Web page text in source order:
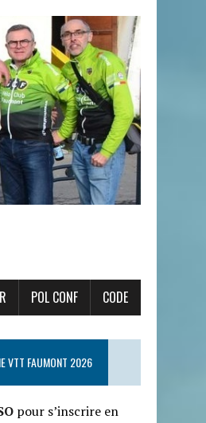
POL CONF CODE
VTT FAUMONT 2026
pour s’inscrire en